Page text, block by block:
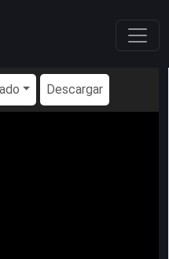
Descargar